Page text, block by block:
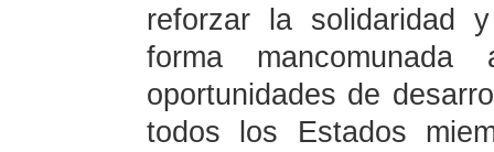
reforzar la solidaridad
forma
oportunidades de
todos los Estados